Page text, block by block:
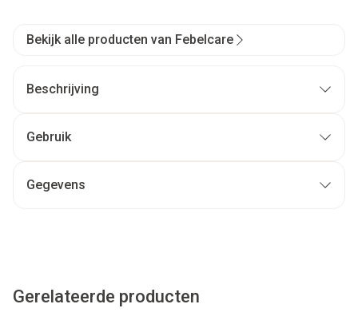
Bekijk alle producten van Febelcare
Beschrijving
Gebruik
Gegevens
Gerelateerde producten